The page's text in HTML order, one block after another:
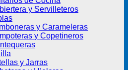
y Servilleteros
y Carameleras
y Copetineros
y Jarras